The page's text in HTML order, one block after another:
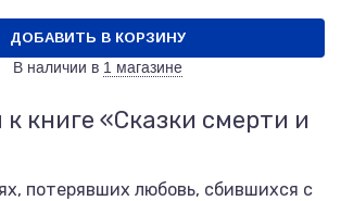
ДОБАВИТЬ В КОРЗИНУ
В наличии в 1 магазине
книге «Сказки смерти и
потерявших любовь, сбившихся с